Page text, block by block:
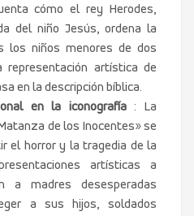
cómo el rey Herodes,
del niño Jesús, ordena la
los niños menores de dos
representación artística de
en la descripción bíblica.
en la iconografía: La
de los Inocentes» se
el horror y la tragedia de la
artísticas a
a madres desesperadas
a sus hijos, soldados